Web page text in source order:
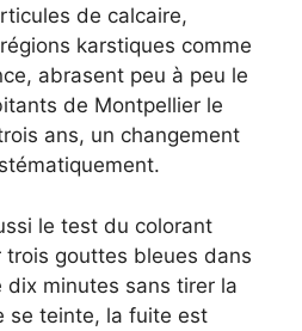
de calcaire,
karstiques comme
abrasent peu à peu le
de Montpellier le
ans, un changement
le test du colorant
trois gouttes bleues dans
dix minutes sans tirer la
se teinte, la fuite est